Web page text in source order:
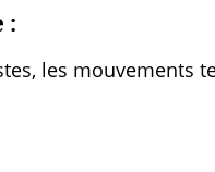
:
les mouvements